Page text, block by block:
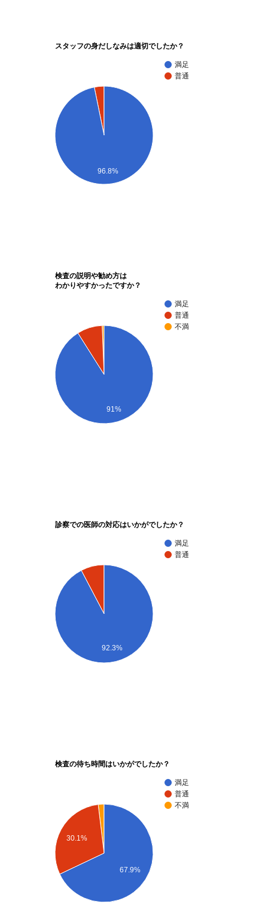
スタッフの身だしなみは適切でしたか？
満足
普通
96.8%
検査の説明や勧め方は
わかりやすかったですか？
満足
普通
不満
91%
診察での医師の対応はいかがでしたか？
満足
普通
92.3%
検査の待ち時間はいかがでしたか？
満足
普通
不満
30.1%
67.9%